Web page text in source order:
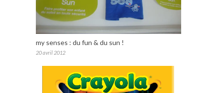
my senses : du fun & du sun !
20 avril 2012